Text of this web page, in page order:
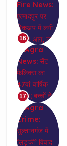
16
17